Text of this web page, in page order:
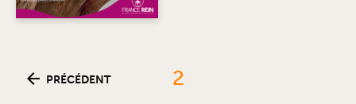
PRÉCÉDENT 2